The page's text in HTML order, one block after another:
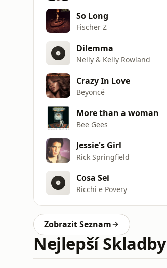
So Long
Fischer Z
Dilemma
Nelly & Kelly Rowland
Crazy In Love
Beyoncé
More than a woman
Bee Gees
Jessie's Girl
Rick Springfield
Cosa Sei
Ricchi e Povery
Zobrazit Seznam
Nejlepší Skladby